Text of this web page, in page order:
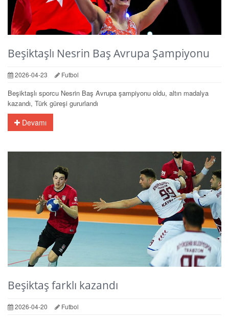
Beşiktaşlı Nesrin Baş Avrupa Şampiyonu
2026-04-23 Futbol
Beşiktaşlı sporcu Nesrin Baş Avrupa şampiyonu oldu, altın madalya
kazandı, Türk güreşi gururlandı
Devamı
Beşiktaş farklı kazandı
2026-04-20 Futbol